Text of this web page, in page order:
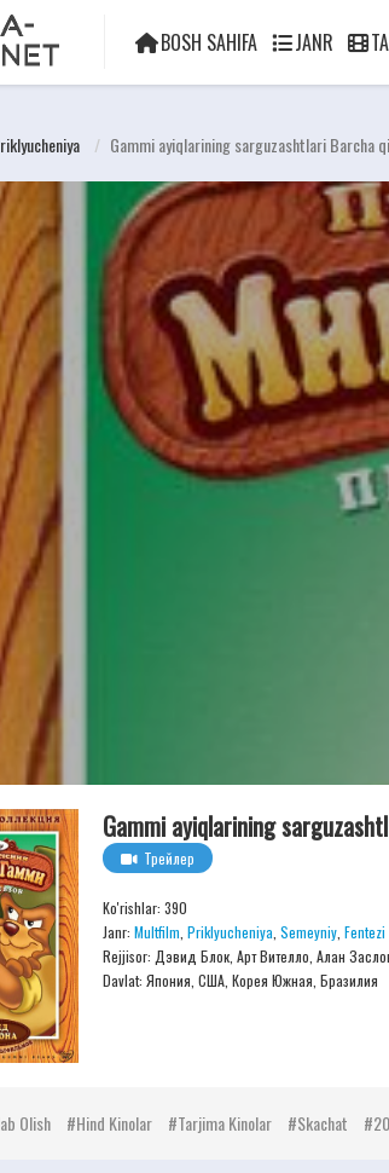
BOSH SAHIFA JANR
Gammi ayiqlarining sarguzashtlari Barcha
Gammi ayiqlarining
Трейлер
Ko'rishlar: 390
Janr: Multfilm Priklyucheniya Semeyniy Fentezi
Rejjisor: Дэвид Блок, Арт Вителло, Алан
Davlat: Япония, США, Корея Южная, Бразилия
Olish Hind Kinolar Tarjima Kinolar Skachat